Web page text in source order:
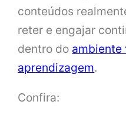
conteúdos
reter e engajar
dentro do
aprendizagem.
Confira: